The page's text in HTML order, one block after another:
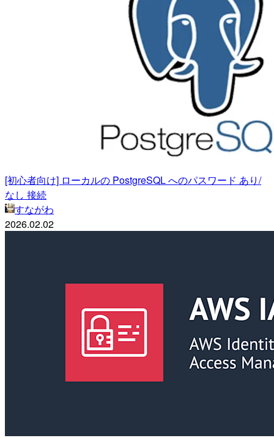
[初心者向け] ローカルの PostgreSQL へのパスワード あり/
なし 接続
すながわ
2026.02.02